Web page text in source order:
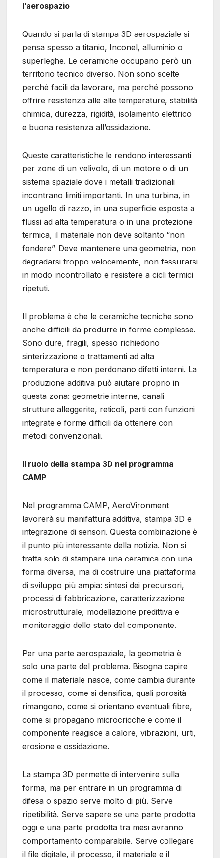
l’aerospazio
Quando si parla di stampa 3D aerospaziale si
pensa spesso a titanio, Inconel, alluminio o
superleghe. Le ceramiche occupano però un
territorio tecnico diverso. Non sono scelte
perché facili da lavorare, ma perché possono
offrire resistenza alle alte temperature, stabilità
chimica, durezza, rigidità, isolamento elettrico
e buona resistenza all’ossidazione.
Queste caratteristiche le rendono interessanti
per zone di un velivolo, di un motore o di un
sistema spaziale dove i metalli tradizionali
incontrano limiti importanti. In una turbina, in
un ugello di razzo, in una superficie esposta a
flussi ad alta temperatura o in una protezione
termica, il materiale non deve soltanto “non
fondere”. Deve mantenere una geometria, non
degradarsi troppo velocemente, non fessurarsi
in modo incontrollato e resistere a cicli termici
ripetuti.
Il problema è che le ceramiche tecniche sono
anche difficili da produrre in forme complesse.
Sono dure, fragili, spesso richiedono
sinterizzazione o trattamenti ad alta
temperatura e non perdonano difetti interni. La
produzione additiva può aiutare proprio in
questa zona: geometrie interne, canali,
strutture alleggerite, reticoli, parti con funzioni
integrate e forme difficili da ottenere con
metodi convenzionali.
Il ruolo della stampa 3D nel programma
CAMP
Nel programma CAMP, AeroVironment
lavorerà su manifattura additiva, stampa 3D e
integrazione di sensori. Questa combinazione è
il punto più interessante della notizia. Non si
tratta solo di stampare una ceramica con una
forma diversa, ma di costruire una piattaforma
di sviluppo più ampia: sintesi dei precursori,
processi di fabbricazione, caratterizzazione
microstrutturale, modellazione predittiva e
monitoraggio dello stato del componente.
Per una parte aerospaziale, la geometria è
solo una parte del problema. Bisogna capire
come il materiale nasce, come cambia durante
il processo, come si densifica, quali porosità
rimangono, come si orientano eventuali fibre,
come si propagano microcricche e come il
componente reagisce a calore, vibrazioni, urti,
erosione e ossidazione.
La stampa 3D permette di intervenire sulla
forma, ma per entrare in un programma di
difesa o spazio serve molto di più. Serve
ripetibilità. Serve sapere se una parte prodotta
oggi e una parte prodotta tra mesi avranno
comportamento comparabile. Serve collegare
il file digitale, il processo, il materiale e il